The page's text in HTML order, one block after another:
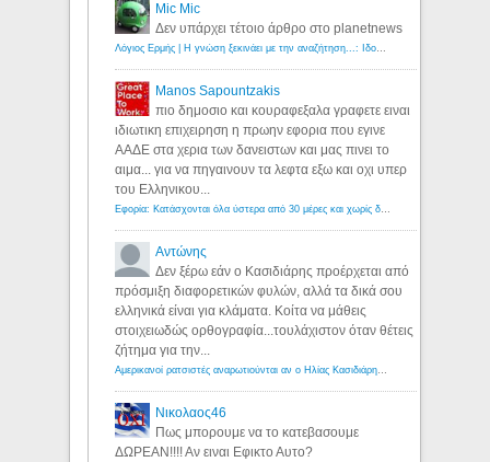
Mic Mic
Δεν υπάρχει τέτοιο άρθρο στο planetnews
Λόγιος Ερμής | Η γνώση ξεκινάει με την αναζήτηση...: Ιδού οι 18 που χρωστούν 11 δις ευρώ!
Manos Sapountzakis
πιο δημοσιο και κουραφεξαλα γραφετε ειναι
ιδιωτικη επιχειρηση η πρωην εφορια που εγινε
ΑΑΔΕ στα χερια των δανειστων και μας πινει το
αιμα... για να πηγαινουν τα λεφτα εξω και οχι υπερ
του Ελληνικου...
Εφορία: Κατάσχονται όλα ύστερα από 30 μέρες και χωρίς δικαστικές αποφάσεις - Λόγιος Ερμής
Αντώνης
Δεν ξέρω εάν ο Κασιδιάρης προέρχεται από
πρόσμιξη διαφορετικών φυλών, αλλά τα δικά σου
ελληνικά είναι για κλάματα. Κοίτα να μάθεις
στοιχειωδώς ορθογραφία...τουλάχιστον όταν θέτεις
ζήτημα για την...
Αμερικανοί ρατσιστές αναρωτιούνται αν ο Ηλίας Κασιδιάρης ανήκει στη λευκή φυλή... - Λόγιος Ερμής
Νικολαος46
Πως μπορουμε να το κατεβασουμε
ΔΩΡΕΑΝ!!!! Αν ειναι Εφικτο Αυτο?